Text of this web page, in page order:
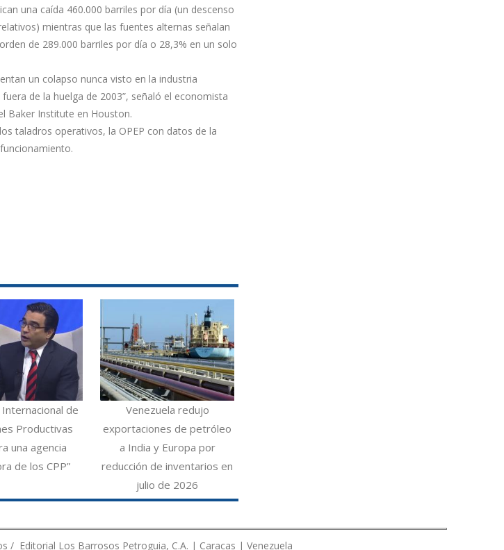
una caída 460.000 barriles por día (un descenso
mientras que las fuentes alternas señalan
de 289.000 barriles por día o 28,3% en un solo
un colapso nunca visto en la industria
de la huelga de 2003”, señaló el economista
Baker Institute en Houston.
taladros operativos, la OPEP con datos de la
Internacional de
Productivas
una agencia
de los CPP”
Venezuela redujo
exportaciones de petróleo
a India y Europa por
reducción de inventarios en
julio de 2026
/ Editorial Los Barrosos Petroguia, C.A. | Caracas | Venezuela